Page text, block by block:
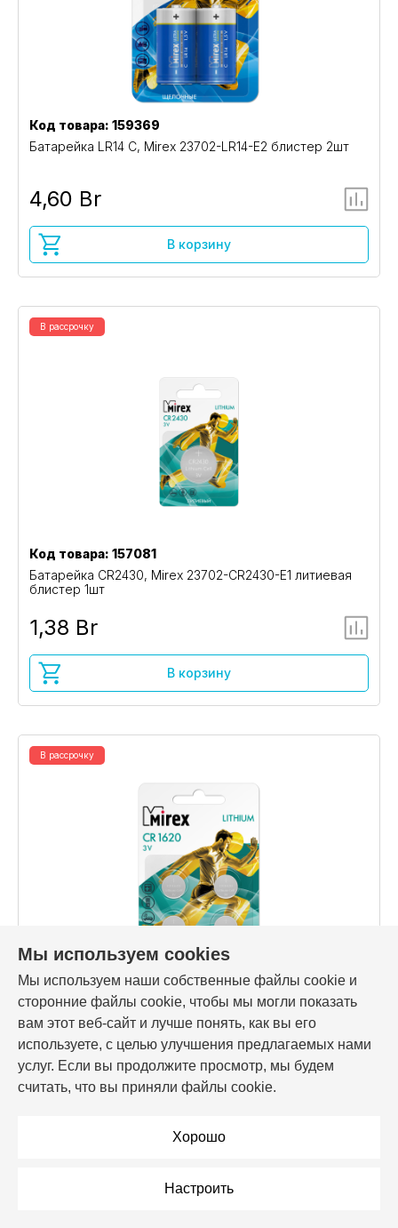
Код товара: 159369
Батарейка LR14 C, Mirex 23702-LR14-E2 блистер 2шт
4,60 Br
В корзину
В рассрочку
Код товара: 157081
Батарейка CR2430, Mirex 23702-CR2430-E1 литиевая
блистер 1шт
1,38 Br
В корзину
В рассрочку
Код товара: 136651
Батарейка CR1620, Mirex 23702-CR1620-E4 литиевая
блистер 4шт
2,12 Br
Мы используем cookies
Мы используем наши собственные файлы cookie и
сторонние файлы cookie, чтобы мы могли показать
вам этот веб-сайт и лучше понять, как вы его
используете, с целью улучшения предлагаемых нами
услуг. Если вы продолжите просмотр, мы будем
считать, что вы приняли файлы cookie.
Хорошо
Настроить